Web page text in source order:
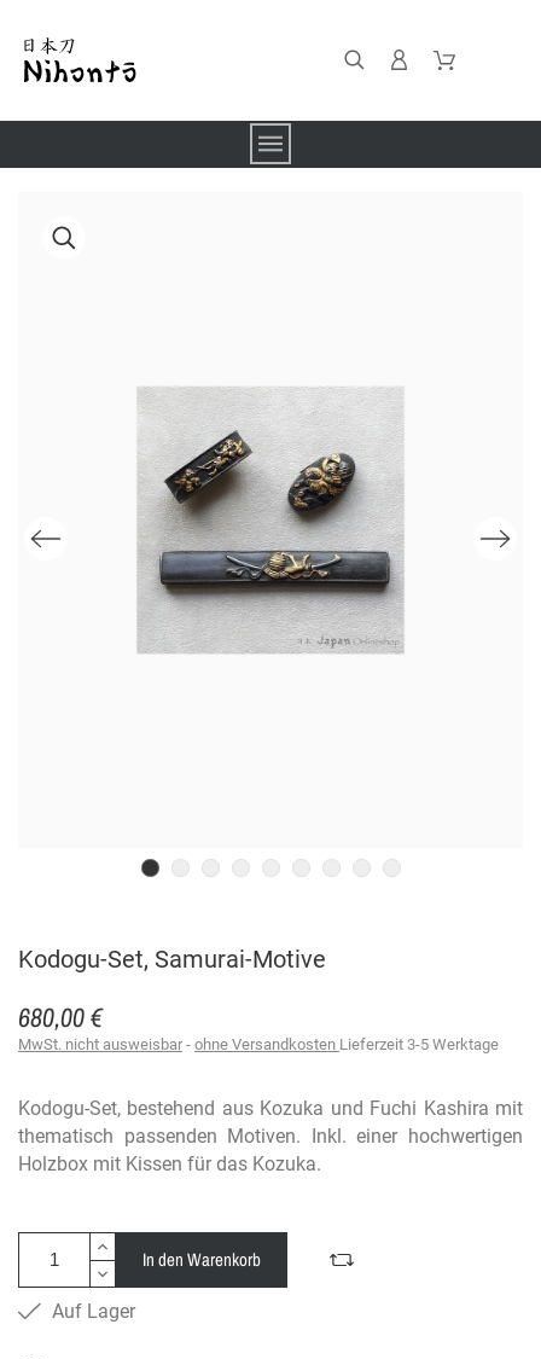
Kodogu-Set, Samurai-Motive
680,00 €
MwSt. nicht ausweisbar ohne Versandkosten Lieferzeit 3-5 Werktage
Kodogu-Set, bestehend aus Kozuka und Fuchi Kashira mit
thematisch passenden Motiven. Inkl. einer hochwertigen
Holzbox mit Kissen für das Kozuka.
In den Warenkorb
Auf Lager